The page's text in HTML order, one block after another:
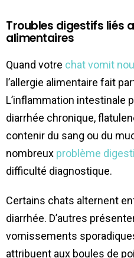
Troubles digestifs liés
alimentaires
Quand votre chat vomit
l’allergie alimentaire fait
L’inflammation intestinale
diarrhée chronique,
contenir du sang ou du
nombreux problème
difficulté diagnostique.
Certains chats alternent
diarrhée. D’autres
vomissements
attribuent aux boules de